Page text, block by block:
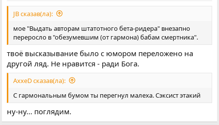
JB сказав(ла):
мое "Выдать авторам штатотного бета-ридера" внезапно
переросло в "обезумевшим (от гармона) бабам смертника".
твоё высказывание было с юмором переложено на
другой ляд. Не нравится - ради Бога.
AxxeD сказав(ла):
С гармональным бумом ты перегнул малеха. Сэксист этакий
ну-ну... поглядим.